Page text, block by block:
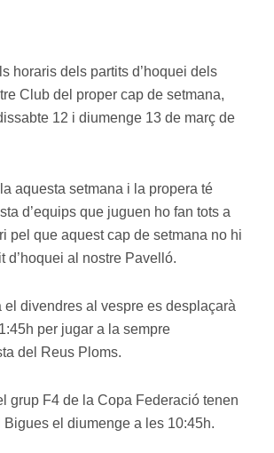
horaris dels partits d’hoquei dels
Club del proper cap de setmana,
12 i diumenge 13 de març de
aquesta setmana i la propera té
d’equips que juguen ho fan tots a
pel que aquest cap de setmana no hi
d’hoquei al nostre Pavelló.
el divendres al vespre es desplaçarà
per jugar a la sempre
del Reus Ploms.
grup F4 de la Copa Federació tenen
Bigues el diumenge a les 10:45h.